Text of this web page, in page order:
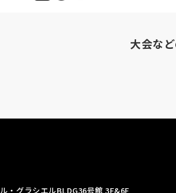
大会な
ル・グラシエルBLDG36号館 3F&6F